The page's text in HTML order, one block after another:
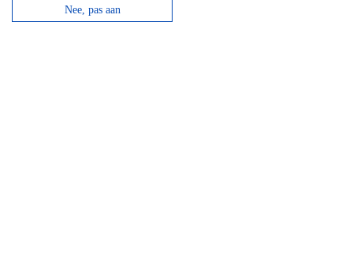
€34,95
Nee, pas aan